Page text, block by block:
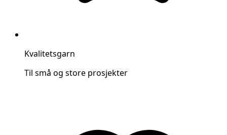
Kvalitetsgarn
Til små og store prosjekter